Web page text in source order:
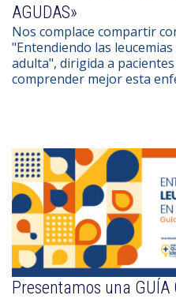
AGUDAS»
Nos complace compartir
"Entendiendo las
adulta", dirigida a
comprender mejor esta
Presentamos una GUÍA